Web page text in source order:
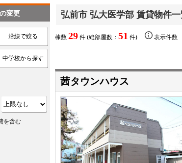
弘前市 弘大医学部 賃貸物件
棟数 29 件 (総部屋数： 51 件) 表示件数
茜タウンハウス
変更
沿線で絞る
中学校から探す
を含む